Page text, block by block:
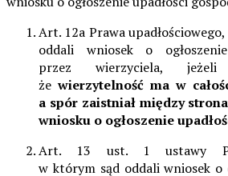
Art. 12a Prawa
oddali wniosek o
przez wierzyciela, jeżeli
żewierzytelność ma w
a spór zaistniał między
wniosku o ogłoszenie
Art. 13 ust. 1 ustawy
w którym sąd oddali wniosek o